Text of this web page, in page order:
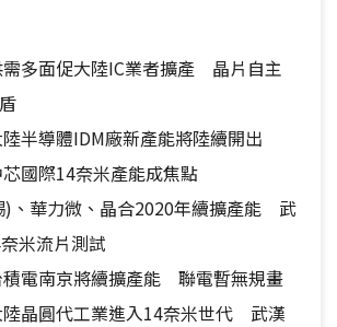
多面促大陸IC業者擴產 晶片自主
半導體IDM廠新產能將陸續開出
國際14奈米產能成焦點
)、華力微、晶合2020年續擴產能 武
米流片測試
積電南京將續擴產能 聯電暫無規畫
陸晶圓代工業進入14奈米世代 武漢